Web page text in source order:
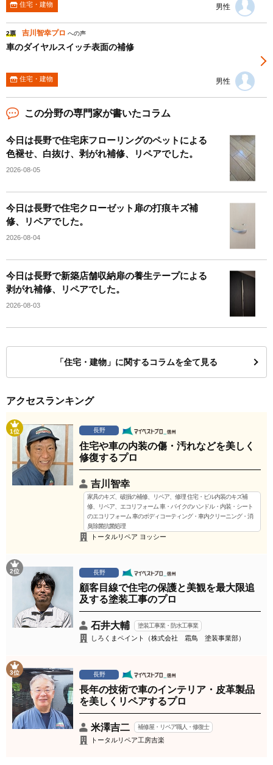
住宅・建物 男性
2票 吉川智幸プロ への声
車のダイヤルスイッチ表面の補修
住宅・建物 男性
この分野の専門家が書いたコラム
今日は長野で住宅床フローリングのペットによる
色褪せ、白抜け、剥がれ補修、リペアでした。
2026-08-05
今日は長野で住宅クローゼット扉の打痕キズ補
修、リペアでした。
2026-08-04
今日は長野で新築店舗収納扉の養生テープによる
剥がれ補修、リペアでした。
2026-08-03
「住宅・建物」に関するコラムを全て見る
アクセスランキング
1位 長野
住宅や車の内装の傷・汚れなどを美しく
修復するプロ
吉川智幸
家具のキズ、破損の補修、リペア、修理 住宅・ビル内装のキズ補
修、リペア、エコリフォーム 車・バイクのハンドル・内装・シート
のエコリフォーム 車のボディコーティング・車内クリーニング・消
臭除菌抗菌処理
トータルリペア ヨッシー
2位 長野
顧客目線で住宅の保護と美観を最大限追
及する塗装工事のプロ
石井大輔 塗装工事業・防水工事業
しろくまペイント（株式会社 霜鳥 塗装事業部）
3位 長野
長年の技術で車のインテリア・皮革製品
を美しくリペアするプロ
米澤吉二 補修屋・リペア職人・修復士
トータルリペア工房吉楽